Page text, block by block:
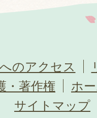
のアクセス
・著作権
ホ
サイトマップ